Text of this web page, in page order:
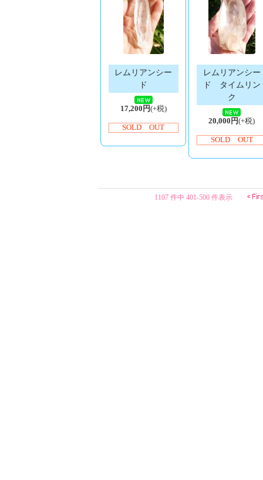
レムリアンシー
ド
17,200円(+税)
SOLD OUT
レムリアンシー
ド タイムリン
ク
20,000円(+税)
SOLD OUT
1107 件中 401-500 件表示